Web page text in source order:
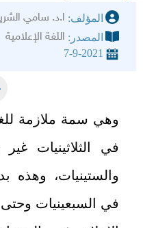
المؤلف: ا.د. سامي
المصدر: اللغة الإعلامية
7-9-2021
وهي سمة ملازمة للغة
في الثلاثينيات
والستينيات، وهذه
في السبعينيات